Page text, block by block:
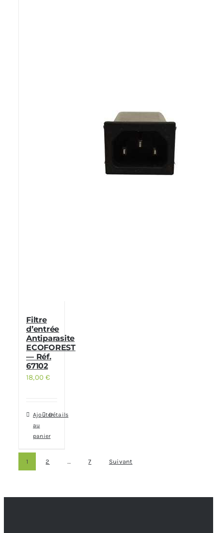
Filtre
d’entrée
Antiparasite
ECOFOREST
— Réf.
67102
18,00€
Ajouter
au
panier
Détails
1 2 … 7 Suivant